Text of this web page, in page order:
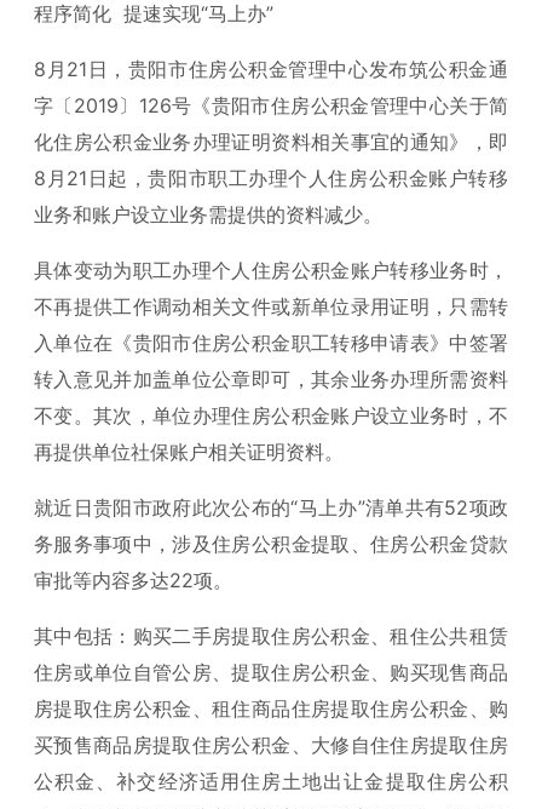
程序简化 提速实现“马上办”
8月21日，贵阳市住房公积金管理中心发布筑公积金通
字〔2019〕126号《贵阳市住房公积金管理中心关于简
化住房公积金业务办理证明资料相关事宜的通知》，即
8月21日起，贵阳市职工办理个人住房公积金账户转移
业务和账户设立业务需提供的资料减少。
具体变动为职工办理个人住房公积金账户转移业务时，
不再提供工作调动相关文件或新单位录用证明，只需转
入单位在《贵阳市住房公积金职工转移申请表》中签署
转入意见并加盖单位公章即可，其余业务办理所需资料
不变。其次，单位办理住房公积金账户设立业务时，不
再提供单位社保账户相关证明资料。
就近日贵阳市政府此次公布的“马上办”清单共有52项政
务服务事项中，涉及住房公积金提取、住房公积金贷款
审批等内容多达22项。
其中包括：购买二手房提取住房公积金、租住公共租赁
住房或单位自管公房、提取住房公积金、购买现售商品
房提取住房公积金、租住商品住房提取住房公积金、购
买预售商品房提取住房公积金、大修自住住房提取住房
公积金、补交经济适用住房土地出让金提取住房公积